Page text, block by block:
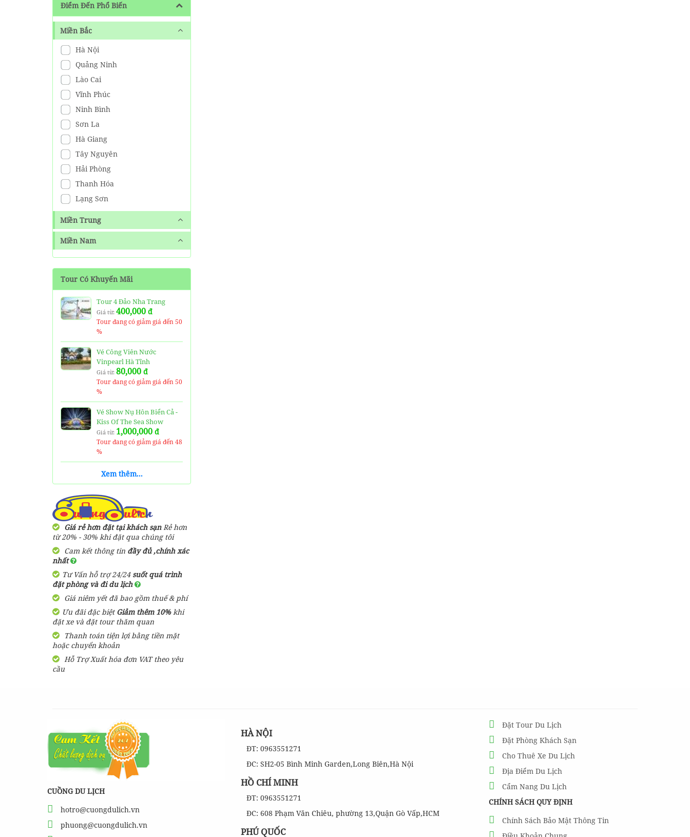
Điểm Đến Phổ Biến
Miền Bắc
Hà Nội
Quảng Ninh
Lào Cai
Vĩnh Phúc
Ninh Bình
Sơn La
Hà Giang
Tây Nguyên
Hải Phòng
Thanh Hóa
Lạng Sơn
Miền Trung
Miền Nam
Tour Có Khuyến Mãi
Tour 4 Đảo Nha Trang
Giá từ: 400,000 đ
Tour đang có giảm giá đến 50
%
Vé Công Viên Nước
Vinpearl Hà Tĩnh
Giá từ: 80,000 đ
Tour đang có giảm giá đến 50
%
Vé Show Nụ Hôn Biển Cả -
Kiss Of The Sea Show
Giá từ: 1,000,000 đ
Tour đang có giảm giá đến 48
%
Vé Thuỷ Cung Time City -
Vinpearl Aquarium Ticket
Tour đang có giảm giá đến 41
%
Vé Cáp Treo Núi Bà Đen
250,000đ
Tour đang có giảm giá đến 40
Tour 4 đảo Phú Quốc 1
Giá từ: 820,000đ
Tour đang có giảm giá đến 39
%
BẢNG GIÁ Vé United
hiện nay
Giá từ: 800,000
Tour đang có giảm giá đến 31
%
BẢNG GIÁ Vé Grand World
Phú Quốc RẺ NHẤT HIỆN
Giá từ:
%
Vé VinWonders Và Safari
Xem thêm...
Giá rẻ hơn đặt tại khách sạnRẻ hơn
từ 20% - 30% khi đặt qua chúng tôi
Cam kết thông tin đầy đủ ,chính xác
nhất
Tư Vấn hỗ trợ 24/24 suốt quá trình
đặt phòng và đi du lịch
Giá niêm yết đã bao gồm thuế & phí
Ưu đãi đặc biệtGiảm thêm 10%khi
đặt xe và đặt tour thăm quan
Thanh toán tiện lợi bằng tiền mặt
hoặc chuyển khoản
Hỗ Trợ Xuất hóa đơn VAT theo yêu
cầu
CUỒNG DU LỊCH
hotro@cuongdulich.vn
phuong@cuongdulich.vn
HÀ NỘI
ĐT: 0963551271
ĐC: SH2-05 Bình Minh Garden,Long Biên,Hà Nội
HỒ CHÍ MINH
ĐT: 0963551271
ĐC: 608 Phạm Văn Chiêu, phường 13,Quận Gò Vấp,HCM
PHÚ QUỐC
Đặt Tour Du Lịch
Đặt Phòng Khách Sạn
Cho Thuê Xe Du Lịch
Địa Điểm Du Lịch
Cẩm Nang Du Lịch
CHÍNH SÁCH QUY ĐỊNH
Chính Sách Bảo Mật Thông Tin